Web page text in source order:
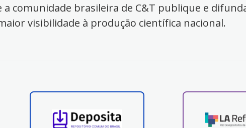
comunidade brasileira de C&T publique e
visibilidade à produção científica nacional.